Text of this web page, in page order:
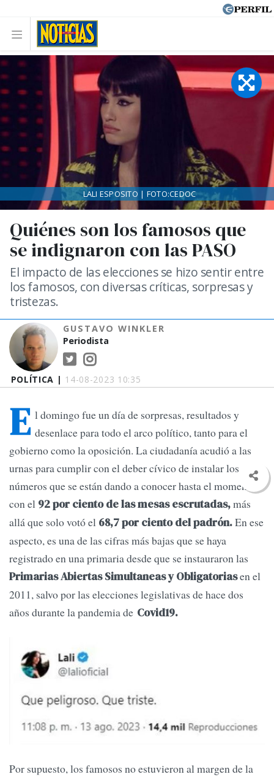
POLÍTICA | 14-08-2023 10:35
Quiénes son los famosos que
se indignaron con las PASO
El impacto de las elecciones se hizo sentir entre
los famosos, con diversas críticas, sorpresas y
tristezas.
GUSTAVO WINKLER
Periodista
LALI ESPOSITO | FOTO:CEDOC
E l domingo fue un día de sorpresas, resultados y
desenlace para todo el arco político, tanto para el
gobierno como la oposición. La ciudadanía acudió a las
urnas para cumplir con el deber cívico de instalar los
números que se están dando a conocer hasta el momento,
con el 92 por ciento de las mesas escrutadas,más
allá que solo votó el 68,7 por ciento del padrón.En ese
aspecto, es una de las cifras más bajas que se haya
registrado en una primaria desde que se instauraron las
Primarias Abiertas Simultaneas y Obligatoriasen el
2011, salvo por las elecciones legislativas de hace dos
años durante la pandemia de Covid19.
Por supuesto, los famosos no estuvieron al margen de la